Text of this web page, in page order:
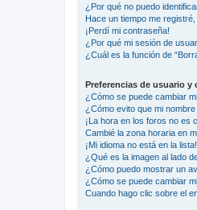
¿Por qué no puedo
Hace un tiempo me
¡Perdí mi contraseña!
¿Por qué mi sesión de
¿Cuál es la función de
Preferencias de usuario y
¿Cómo se puede cambiar
¿Cómo evito que mi
¡La hora en los foros no es
Cambié la zona horaria en
¡Mi idioma no está en la lista!
¿Qué es la imagen al lado
¿Cómo puedo mostrar un
¿Cómo se puede cambiar
Cuando hago clic sobre el